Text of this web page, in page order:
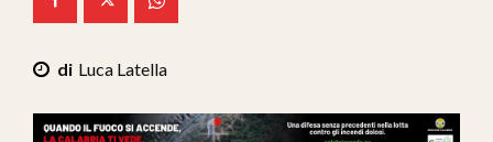
Luca Latella